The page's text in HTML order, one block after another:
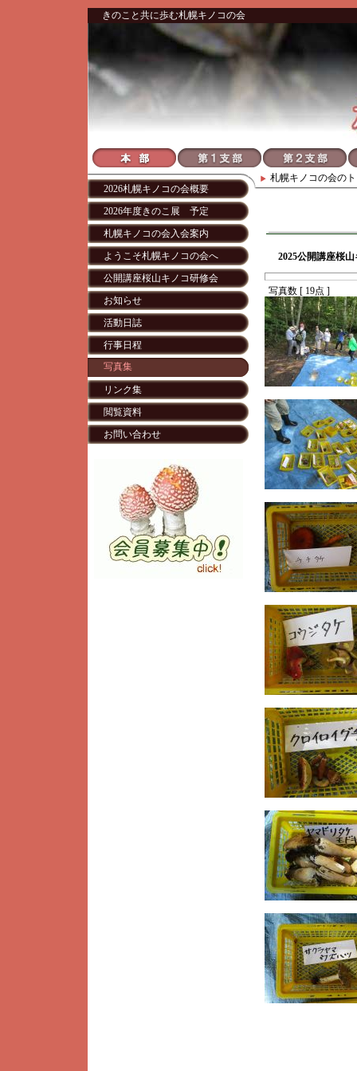
きのこと共に歩む札幌キノコの会
札幌キノコの会の
2025公開講座桜山
写真数 [ 19点 ]
2026札幌キノコの会概要
2026年度きのこ展 予定
札幌キノコの会入会案内
ようこそ札幌キノコの会へ
公開講座桜山キノコ研修会
お知らせ
活動日誌
行事日程
写真集
リンク集
閲覧資料
お問い合わせ